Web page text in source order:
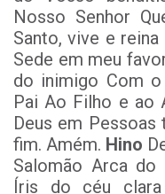
Nosso Senhor
Santo, vive e
Sede em meu
do inimigo Com
Pai Ao Filho e ao
Deus em
fim. Amém. Hino
Salomão Arca do
Íris do céu